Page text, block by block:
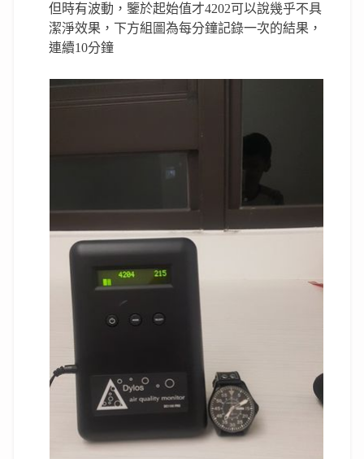
但時有波動，鑒於起始值才4202可以說幾乎不具
潔淨效果， 下方組圖為每分鐘記錄一次的結果，
連續10分鐘